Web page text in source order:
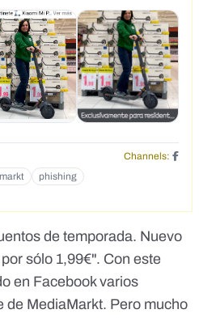
bit.ly/MediaMarkt-5</a>
Channels:
phishing
de temporada. Nuevo
sólo 1,99€". Con este
en Facebook varios
de MediaMarkt. Pero mucho